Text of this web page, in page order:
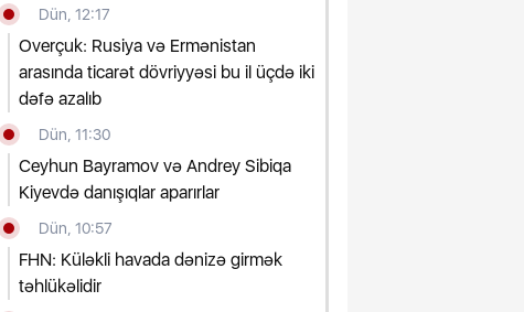
Dün, 12:17
Overçuk: Rusiya və Ermənistan
arasında ticarət dövriyyəsi bu il üçdə iki
dəfə azalıb
Dün, 11:30
Ceyhun Bayramov və Andrey Sibiqa
Kiyevdə danışıqlar aparırlar
Dün, 10:57
FHN: Küləkli havada dənizə girmək
təhlükəlidir